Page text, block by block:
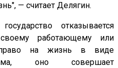
— считает Делягин.
отказывается
работающему или
право на жизнь в виде
оно совершает